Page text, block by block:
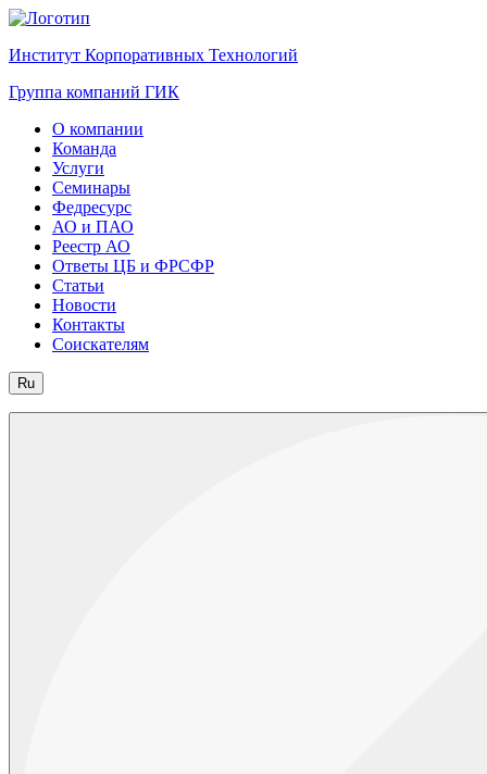
Институт Корпоративных Технологий
Группа компаний ГИК
О компании
Команда
Услуги
Семинары
Федресурс
АО и ПАО
Реестр АО
Ответы ЦБ и ФРСФР
Статьи
Новости
Контакты
Соискателям
Ru